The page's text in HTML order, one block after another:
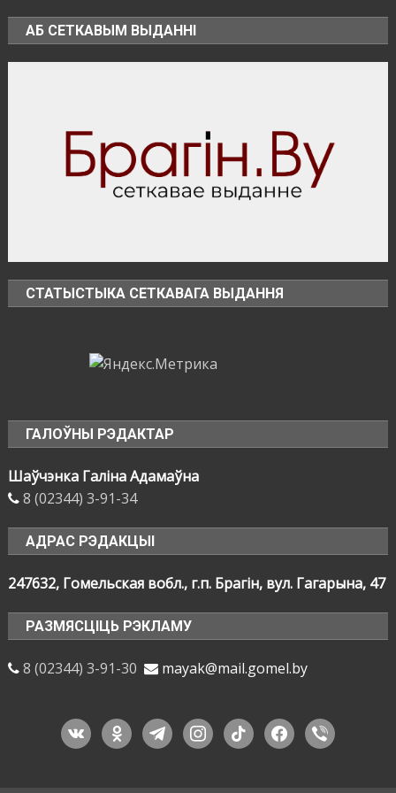
зону
АБ СЕТКАВЫМ ВЫДАННІ
СТАТЫСТЫКА СЕТКАВАГА ВЫДАННЯ
ГАЛОЎНЫ РЭДАКТАР
Шаўчэнка Галіна Адамаўна
8 (02344) 3-91-34
АДРАС РЭДАКЦЫІ
247632, Гомельская вобл., г.п. Брагін, вул. Гагарына, 47
РАЗМЯСЦІЦЬ РЭКЛАМУ
8 (02344) 3-91-30 mayak@mail.gomel.by
vkontakteodnoklassniki
telegraminstagram
tiktok facebook
viber